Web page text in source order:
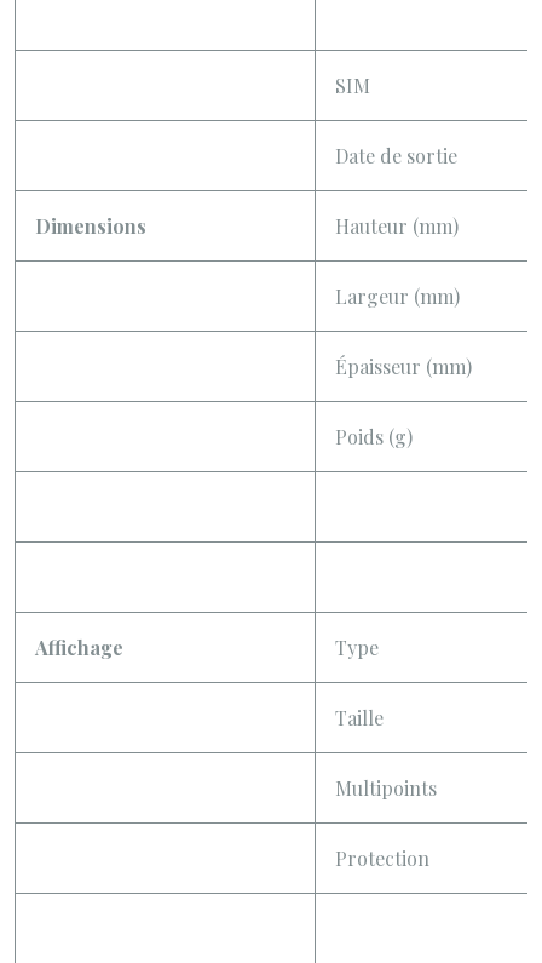
SIM
Date de sortie
Dimensions Hauteur (mm)
Largeur (mm)
Épaisseur (mm)
Poids (g)
Affichage Type
Taille
Multipoints
Protection